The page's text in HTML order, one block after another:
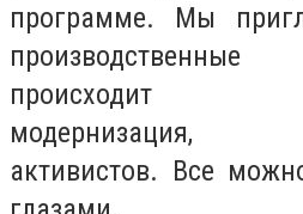
программе. Мы
происходит
модернизация,
активистов. Все